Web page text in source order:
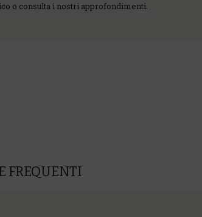
o consulta i nostri approfondimenti.
FREQUENTI